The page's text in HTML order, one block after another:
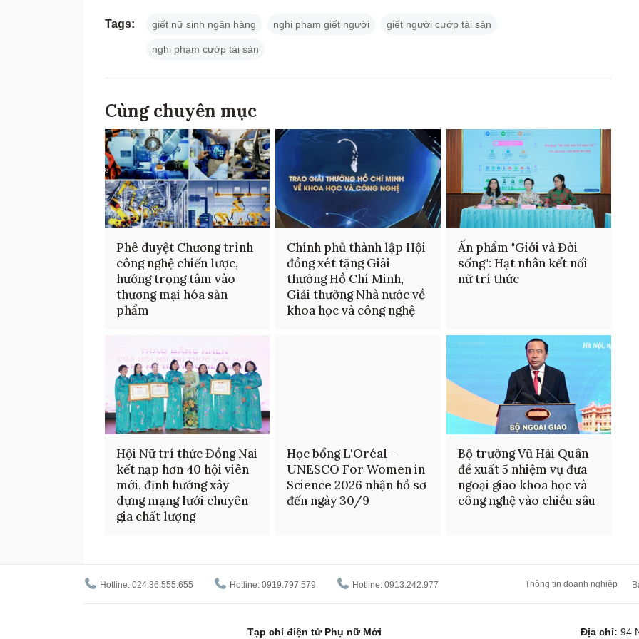
Tags: giết nữ sinh ngân hàng nghi phạm giết người giết người cướp tài sản
nghi phạm cướp tài sản
Cùng chuyên mục
Phê duyệt Chương trình
công nghệ chiến lược,
hướng trọng tâm vào
thương mại hóa sản
phẩm
Chính phủ thành lập Hội
đồng xét tặng Giải
thưởng Hồ Chí Minh,
Giải thưởng Nhà nước về
khoa học và công nghệ
Ấn phẩm "Giới và Đời
sống": Hạt nhân kết nối
nữ trí thức
Hội Nữ trí thức Đồng Nai
kết nạp hơn 40 hội viên
mới, định hướng xây
dựng mạng lưới chuyên
gia chất lượng
Học bổng L'Oréal -
UNESCO For Women in
Science 2026 nhận hồ sơ
đến ngày 30/9
Bộ trưởng Vũ Hải Quân
đề xuất 5 nhiệm vụ đưa
ngoại giao khoa học và
công nghệ vào chiều sâu
Hotline: 024.36.555.655 Hotline: 0919.797.579 Hotline: 0913.242.977 Thông tin doanh nghiệp
Tạp chí điện tử Phụ nữ Mới Địa chỉ: 94